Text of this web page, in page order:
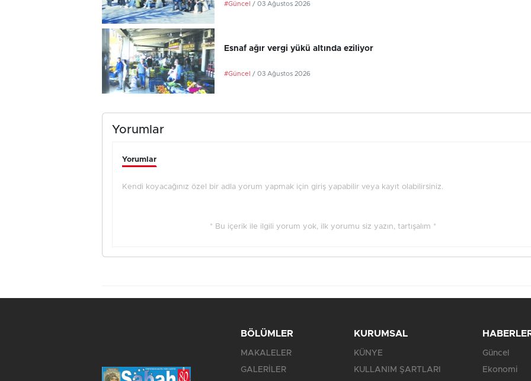
#Güncel / 03 Ağustos 2026
Esnaf ağır vergi yükü altında eziliyor
#Güncel / 03 Ağustos 2026
Yorumlar
Yorumlar
Kendi koyacağınız özel bir adla yorum yapmak için giriş yapabilir veya kayıt olabilirsiniz.
* Bu içerik ile ilgili yorum yok, ilk yorumu siz yazın, tartışalım *
BÖLÜMLER
MAKALELER
GALERİLER
KURUMSAL
KÜNYE
KULLANIM ŞARTLARI
Güncel
Ekonomi